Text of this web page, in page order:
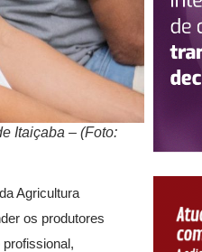
Itaiçaba – (Foto:
Agricultura
os produtores